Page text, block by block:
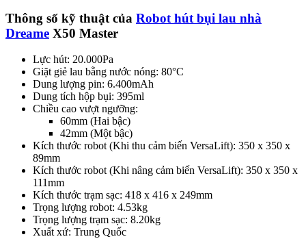
Thông số kỹ thuật của Robot hút bụi lau nhà
Dreame X50 Master
Lực hút: 20.000Pa
Giặt giẻ lau bằng nước nóng: 80°C
Dung lượng pin: 6.400mAh
Dung tích hộp bụi: 395ml
Chiều cao vượt ngưỡng:
60mm (Hai bậc)
42mm (Một bậc)
Kích thước robot (Khi thu cảm biến VersaLift): 350 x 350 x
89mm
Kích thước robot (Khi nâng cảm biến VersaLift): 350 x 350 x
111mm
Kích thước trạm sạc: 418 x 416 x 249mm
Trọng lượng robot: 4.53kg
Trọng lượng trạm sạc: 8.20kg
Xuất xứ: Trung Quốc